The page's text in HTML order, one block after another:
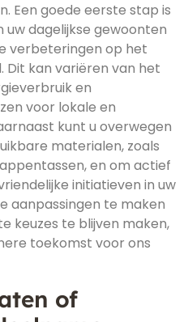
Een goede eerste stap is
dagelijkse gewoonten
verbeteringen op het
Dit kan variëren van het
en
voor lokale en
kunt u overwegen
materialen, zoals
en om actief
initiatieven in uw
aanpassingen te maken
keuzes te blijven maken,
toekomst voor ons
of